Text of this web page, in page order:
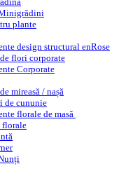
plante
design structural enRose
flori corporate
Corporate
mireasă / nașă
de cununie
florale de masă
florale